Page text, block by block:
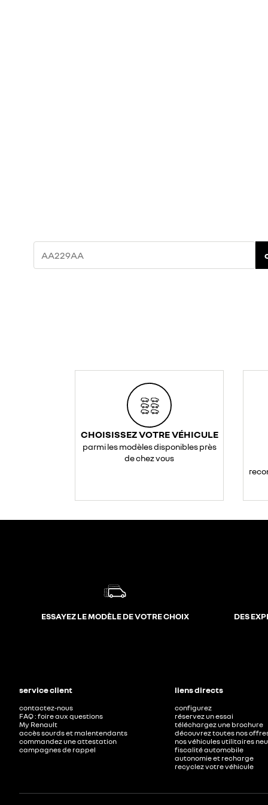
CHOISISSEZ VOTRE VÉHICULE
parmi les modèles disponibles près
de chez vous
ESSAYEZ LE MODÈLE DE VOTRE CHOIX DES
service client
contactez-nous
FAQ : foire aux questions
My Renault
accès sourds et malentendants
commandez une attestation
campagnes de rappel
liens directs
configurez
réservez un essai
téléchargez une brochure
découvrez toutes nos
nos véhicules utilitaires
fiscalité automobile
autonomie et recharge
recyclez votre véhicule